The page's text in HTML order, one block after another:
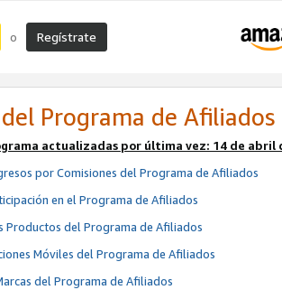
o Regístrate
Programa de Afiliados
actualizadas por última vez: 14 de abril
por Comisiones del Programa de Afiliados
en el Programa de Afiliados
Productos del Programa de Afiliados
Móviles del Programa de Afiliados
del Programa de Afiliados